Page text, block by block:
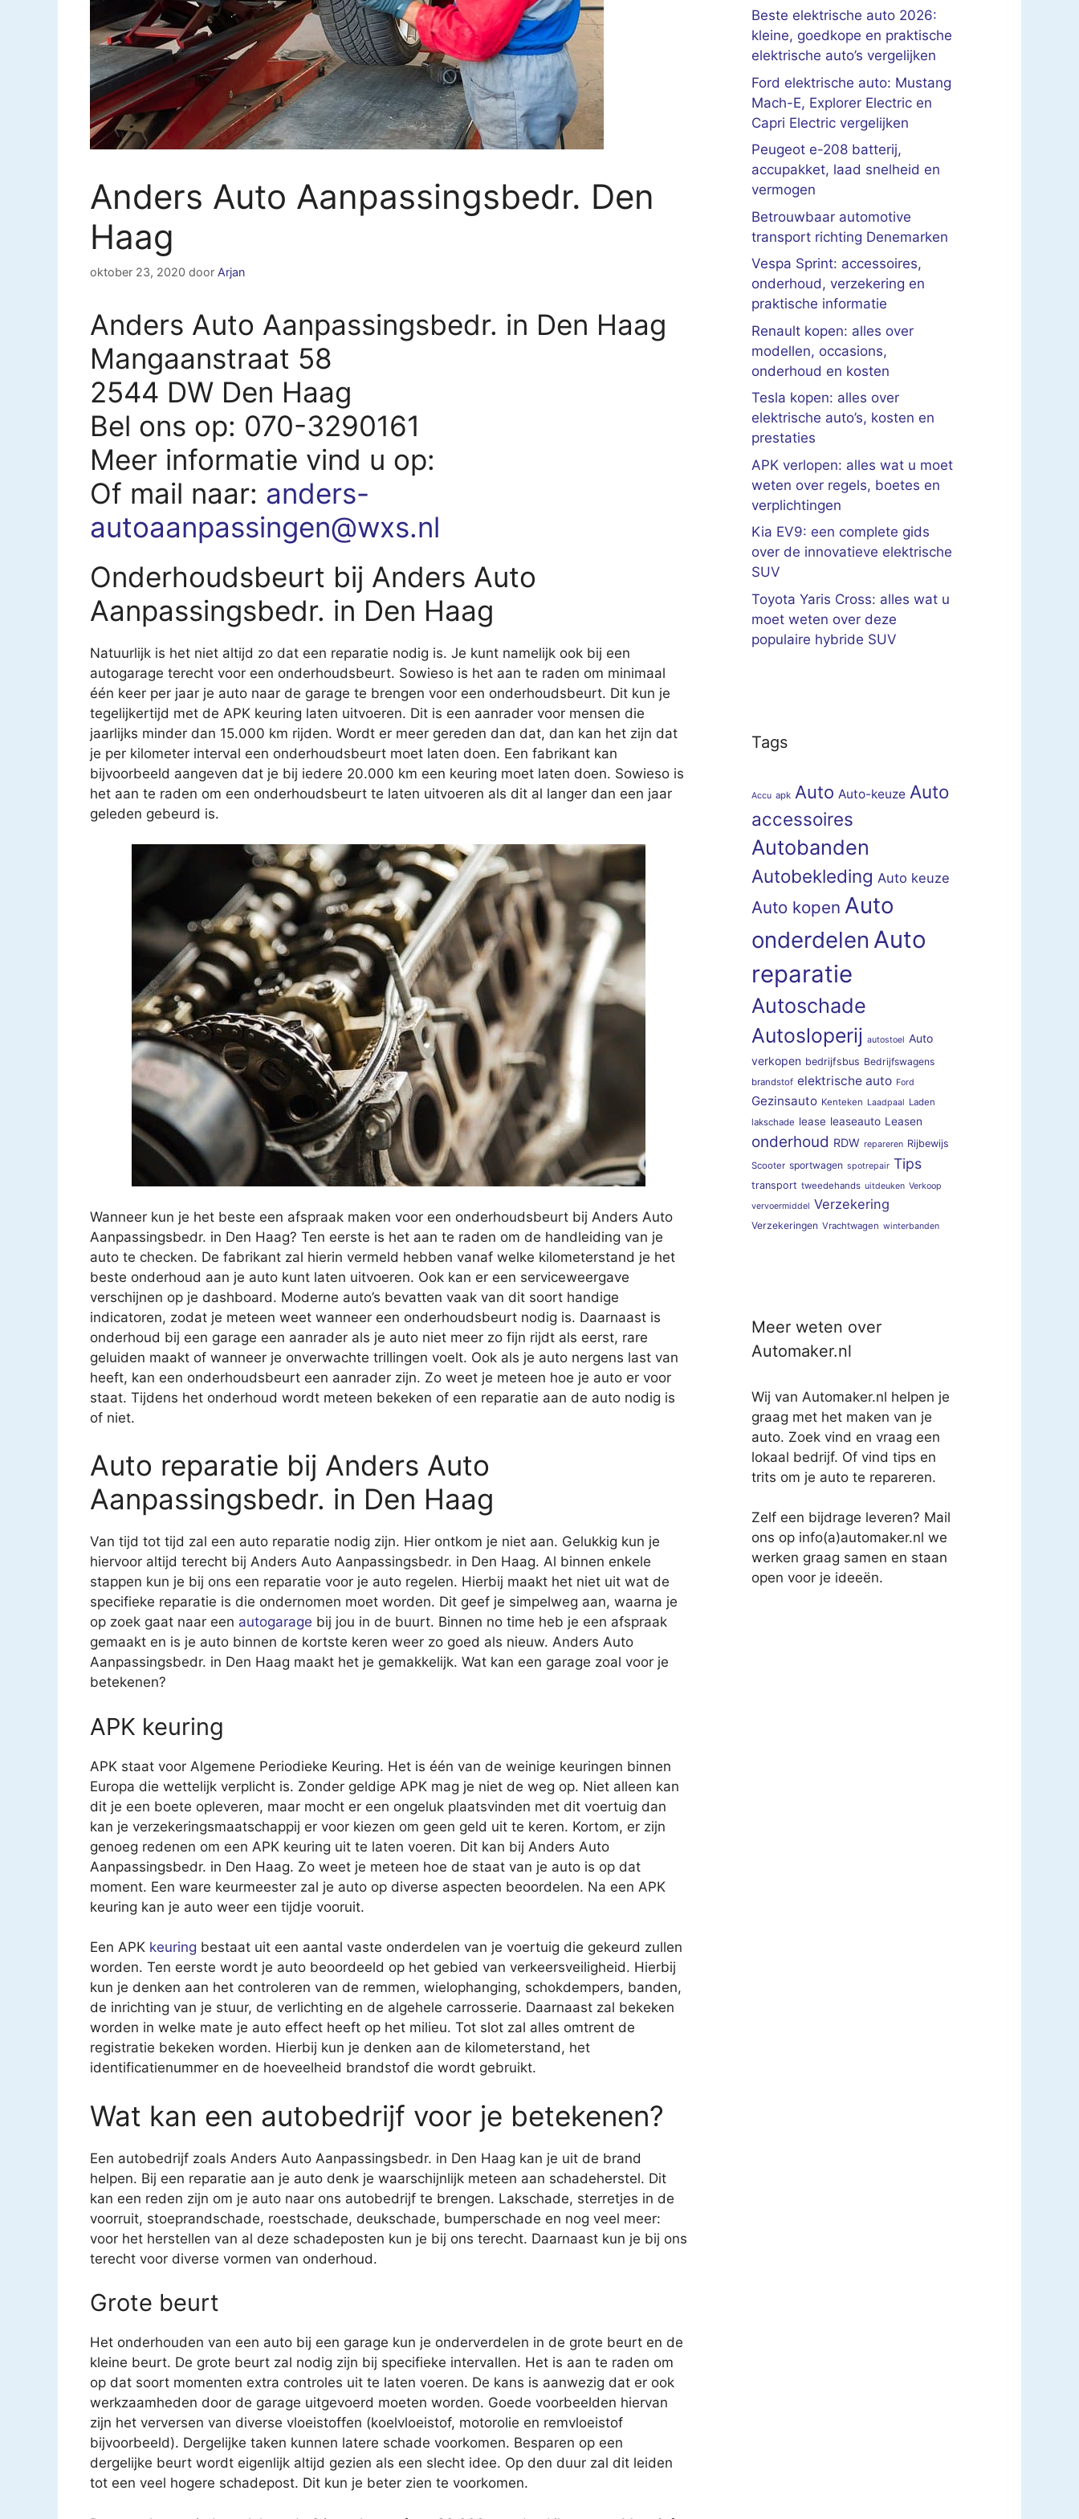
Anders Auto Aanpassingsbedr. Den
Haag
oktober 23, 2020 door Arjan
Anders Auto Aanpassingsbedr. in Den Haag
Mangaanstraat 58
2544 DW Den Haag
Bel ons op: 070-3290161
Meer informatie vind u op:
Of mail naar: anders-
autoaanpassingen@wxs.nl
Onderhoudsbeurt bij Anders Auto
Aanpassingsbedr. in Den Haag
Natuurlijk is het niet altijd zo dat een reparatie nodig is. Je kunt namelijk ook bij een
autogarage terecht voor een onderhoudsbeurt. Sowieso is het aan te raden om minimaal
één keer per jaar je auto naar de garage te brengen voor een onderhoudsbeurt. Dit kun je
tegelijkertijd met de APK keuring laten uitvoeren. Dit is een aanrader voor mensen die
jaarlijks minder dan 15.000 km rijden. Wordt er meer gereden dan dat, dan kan het zijn dat
je per kilometer interval een onderhoudsbeurt moet laten doen. Een fabrikant kan
bijvoorbeeld aangeven dat je bij iedere 20.000 km een keuring moet laten doen. Sowieso is
het aan te raden om een onderhoudsbeurt te laten uitvoeren als dit al langer dan een jaar
geleden gebeurd is.
Wanneer kun je het beste een afspraak maken voor een onderhoudsbeurt bij Anders Auto
Aanpassingsbedr. in Den Haag? Ten eerste is het aan te raden om de handleiding van je
auto te checken. De fabrikant zal hierin vermeld hebben vanaf welke kilometerstand je het
beste onderhoud aan je auto kunt laten uitvoeren. Ook kan er een serviceweergave
verschijnen op je dashboard. Moderne auto’s bevatten vaak van dit soort handige
indicatoren, zodat je meteen weet wanneer een onderhoudsbeurt nodig is. Daarnaast is
onderhoud bij een garage een aanrader als je auto niet meer zo fijn rijdt als eerst, rare
geluiden maakt of wanneer je onverwachte trillingen voelt. Ook als je auto nergens last van
heeft, kan een onderhoudsbeurt een aanrader zijn. Zo weet je meteen hoe je auto er voor
staat. Tijdens het onderhoud wordt meteen bekeken of een reparatie aan de auto nodig is
of niet.
Auto reparatie bij Anders Auto
Aanpassingsbedr. in Den Haag
Van tijd tot tijd zal een auto reparatie nodig zijn. Hier ontkom je niet aan. Gelukkig kun je
hiervoor altijd terecht bij Anders Auto Aanpassingsbedr. in Den Haag. Al binnen enkele
stappen kun je bij ons een reparatie voor je auto regelen. Hierbij maakt het niet uit wat de
specifieke reparatie is die ondernomen moet worden. Dit geef je simpelweg aan, waarna je
op zoek gaat naar een autogarage bij jou in de buurt. Binnen no time heb je een afspraak
gemaakt en is je auto binnen de kortste keren weer zo goed als nieuw. Anders Auto
Aanpassingsbedr. in Den Haag maakt het je gemakkelijk. Wat kan een garage zoal voor je
betekenen?
APK keuring
APK staat voor Algemene Periodieke Keuring. Het is één van de weinige keuringen binnen
Europa die wettelijk verplicht is. Zonder geldige APK mag je niet de weg op. Niet alleen kan
dit je een boete opleveren, maar mocht er een ongeluk plaatsvinden met dit voertuig dan
kan je verzekeringsmaatschappij er voor kiezen om geen geld uit te keren. Kortom, er zijn
genoeg redenen om een APK keuring uit te laten voeren. Dit kan bij Anders Auto
Aanpassingsbedr. in Den Haag. Zo weet je meteen hoe de staat van je auto is op dat
moment. Een ware keurmeester zal je auto op diverse aspecten beoordelen. Na een APK
keuring kan je auto weer een tijdje vooruit.
Een APK keuring bestaat uit een aantal vaste onderdelen van je voertuig die gekeurd zullen
worden. Ten eerste wordt je auto beoordeeld op het gebied van verkeersveiligheid. Hierbij
kun je denken aan het controleren van de remmen, wielophanging, schokdempers, banden,
de inrichting van je stuur, de verlichting en de algehele carrosserie. Daarnaast zal bekeken
worden in welke mate je auto effect heeft op het milieu. Tot slot zal alles omtrent de
registratie bekeken worden. Hierbij kun je denken aan de kilometerstand, het
identificatienummer en de hoeveelheid brandstof die wordt gebruikt.
Wat kan een autobedrijf voor je betekenen?
Een autobedrijf zoals Anders Auto Aanpassingsbedr. in Den Haag kan je uit de brand
helpen. Bij een reparatie aan je auto denk je waarschijnlijk meteen aan schadeherstel. Dit
kan een reden zijn om je auto naar ons autobedrijf te brengen. Lakschade, sterretjes in de
voorruit, stoeprandschade, roestschade, deukschade, bumperschade en nog veel meer:
voor het herstellen van al deze schadeposten kun je bij ons terecht. Daarnaast kun je bij ons
terecht voor diverse vormen van onderhoud.
Grote beurt
Het onderhouden van een auto bij een garage kun je onderverdelen in de grote beurt en de
kleine beurt. De grote beurt zal nodig zijn bij specifieke intervallen. Het is aan te raden om
op dat soort momenten extra controles uit te laten voeren. De kans is aanwezig dat er ook
werkzaamheden door de garage uitgevoerd moeten worden. Goede voorbeelden hiervan
zijn het verversen van diverse vloeistoffen (koelvloeistof, motorolie en remvloeistof
bijvoorbeeld). Dergelijke taken kunnen latere schade voorkomen. Besparen op een
dergelijke beurt wordt eigenlijk altijd gezien als een slecht idee. Op den duur zal dit leiden
tot een veel hogere schadepost. Dit kun je beter zien te voorkomen.
Beste elektrische auto 2026:
kleine, goedkope en praktische
elektrische auto’s vergelijken
Ford elektrische auto: Mustang
Mach-E, Explorer Electric en
Capri Electric vergelijken
Peugeot e-208 batterij,
accupakket, laad snelheid en
vermogen
Betrouwbaar automotive
transport richting Denemarken
Vespa Sprint: accessoires,
onderhoud, verzekering en
praktische informatie
Renault kopen: alles over
modellen, occasions,
onderhoud en kosten
Tesla kopen: alles over
elektrische auto’s, kosten en
prestaties
APK verlopen: alles wat u moet
weten over regels, boetes en
verplichtingen
Kia EV9: een complete gids
over de innovatieve elektrische
SUV
Toyota Yaris Cross: alles wat u
moet weten over deze
populaire hybride SUV
Tags
Accu apk Auto Auto-keuze Auto
accessoires
Autobanden
Autobekleding Auto keuze
Auto kopen Auto
onderdelen Auto
reparatie
Autoschade
Autosloperij autostoel Auto
verkopen bedrijfsbus Bedrijfswagens
brandstof elektrische auto Ford
Gezinsauto Kenteken Laadpaal Laden
lakschade lease leaseauto Leasen
onderhoud RDW repareren Rijbewijs
Scooter sportwagen spotrepair Tips
transport tweedehands uitdeuken Verkoop
vervoermiddel Verzekering
Verzekeringen Vrachtwagen winterbanden
Meer weten over
Automaker.nl
Wij van Automaker.nl helpen je
graag met het maken van je
auto. Zoek vind en vraag een
lokaal bedrijf. Of vind tips en
trits om je auto te repareren.
Zelf een bijdrage leveren? Mail
ons op info(a)automaker.nl we
werken graag samen en staan
open voor je ideeën.